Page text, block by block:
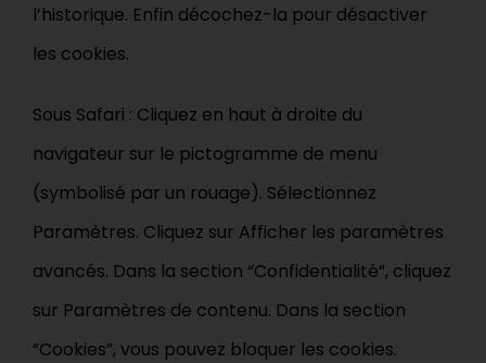
l’historique. Enfin décochez-la pour désactiver
les cookies.
Sous Safari : Cliquez en haut à droite du
navigateur sur le pictogramme de menu
(symbolisé par un rouage). Sélectionnez
Paramètres. Cliquez sur Afficher les paramètres
avancés. Dans la section “Confidentialité”, cliquez
sur Paramètres de contenu. Dans la section
“Cookies”, vous pouvez bloquer les cookies.